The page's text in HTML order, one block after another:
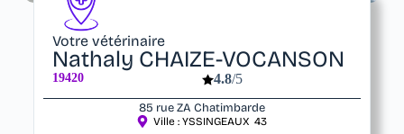
Votre vétérinaire
Nathaly CHAIZE-VOCANSON
19420 4.8/5
85 rue ZA Chatimbarde
Ville :YSSINGEAUX 43